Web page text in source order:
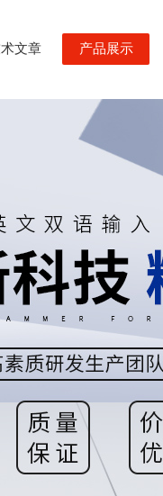
文章 产品展示